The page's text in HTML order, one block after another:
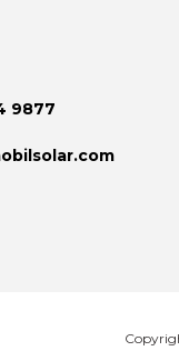
9877